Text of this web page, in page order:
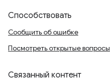
Способствовать
Сообщить об ошибке
Посмотреть открытые вопросы
Связанный контент